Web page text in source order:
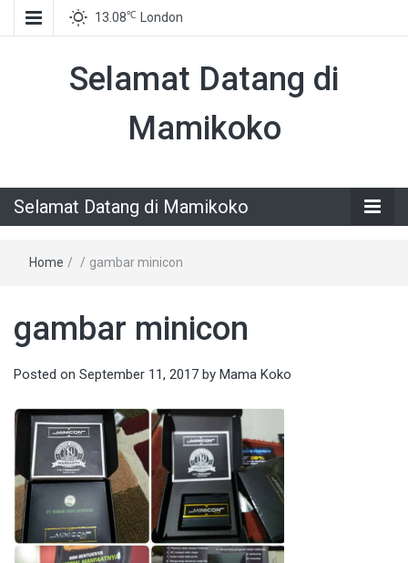
13.08℃ London
Selamat Datang di
Mamikoko
Selamat Datang di Mamikoko
Home / / gambar minicon
gambar minicon
Posted on September 11, 2017 by Mama Koko